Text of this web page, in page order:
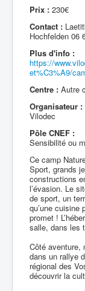
Prix : 230€
Contact :
Hochfelden 06
Plus d'info :
https://
et%C3%A9/
Centre : Autre
Organisateur :
Vilodec
Pôle CNEF :
Sensibilité ou
Ce camp
Sport, grands
constructions
l’évasion. Le
de sport, un
qu’une cuisine
promet !
salle, dans les
Côté aventure,
dans un rallye
régional des
découvrir la